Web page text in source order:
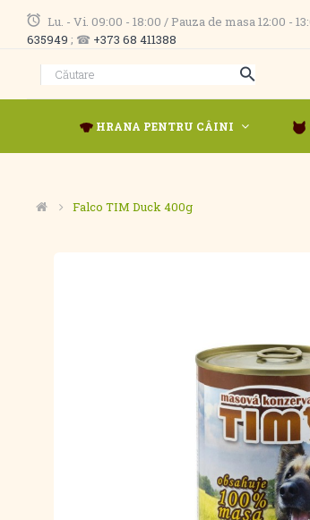
Lu. - Vi. 09:00 - 18:00 / Pauza de masa 12:00 -
635949 ; ☎ +373 68 411388
HRANA PENTRU CÂINI
Falco TIM Duck 400g